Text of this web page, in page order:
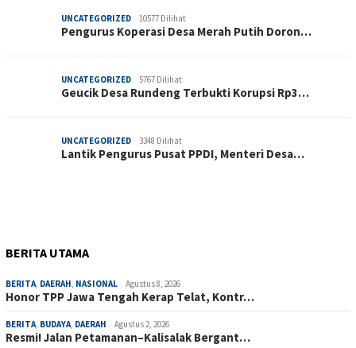
UNCATEGORIZED 10577 Dilihat
Pengurus Koperasi Desa Merah Putih Doron…
UNCATEGORIZED 5767 Dilihat
Geucik Desa Rundeng Terbukti Korupsi Rp3…
UNCATEGORIZED 3348 Dilihat
Lantik Pengurus Pusat PPDI, Menteri Desa…
BERITA UTAMA
BERITA DAERAH NASIONAL Agustus 8, 2026
Honor TPP Jawa Tengah Kerap Telat, Kontr…
BERITA BUDAYA DAERAH Agustus 2, 2026
Resmi! Jalan Petamanan–Kalisalak Bergant…